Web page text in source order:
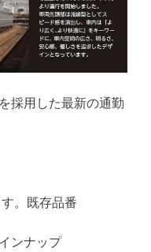
採用した最新の通勤
。既存品番
ンナップ